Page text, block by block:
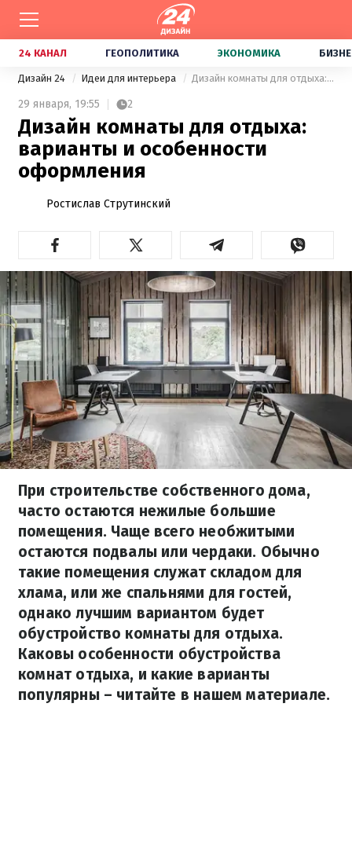
24 КАНАЛ ГЕОПОЛИТИКА ЭКОНОМИКА
Дизайн 24 Идеи для интерьера Дизайн комнаты для отдыха: варианты и особенности оформления
29 января, 19:55 2
Дизайн комнаты для отдыха:
варианты и особенности
оформления
Ростислав Струтинский
При строительстве собственного дома,
часто остаются нежилые большие
помещения. Чаще всего необжитыми
остаются подвалы или чердаки. Обычно
такие помещения служат складом для
хлама, или же спальнями для гостей,
однако лучшим вариантом будет
обустройство комнаты для отдыха.
Каковы особенности обустройства
комнат отдыха, и какие варианты
популярны – читайте в нашем материале.